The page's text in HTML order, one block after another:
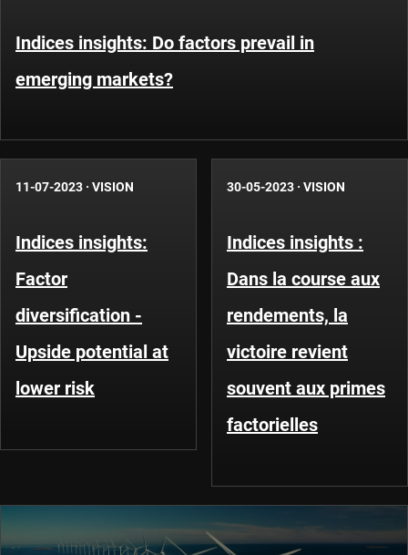
Indices insights: Do factors prevail in
emerging markets?
11-07-2023 · VISION
Indices insights:
Factor
diversification -
Upside potential at
lower risk
30-05-2023 · VISION
Indices insights :
Dans la course aux
rendements, la
victoire revient
souvent aux primes
factorielles